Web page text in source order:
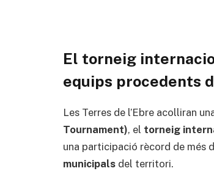
El torneig
equips procedents
Les Terres de l’Ebre acolliran
Tournament), el torneig
una participació rècord de més
municipals del territori.